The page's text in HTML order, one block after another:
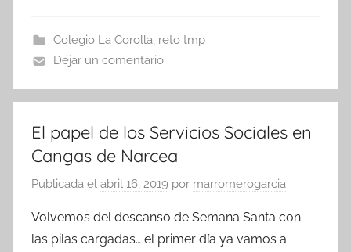
Colegio La Corolla, reto tmp
Dejar un comentario
El papel de los Servicios Sociales en
Cangas de Narcea
Publicada el abril 16, 2019 por marromerogarcia
Volvemos del descanso de Semana Santa con
las pilas cargadas… el primer día ya vamos a